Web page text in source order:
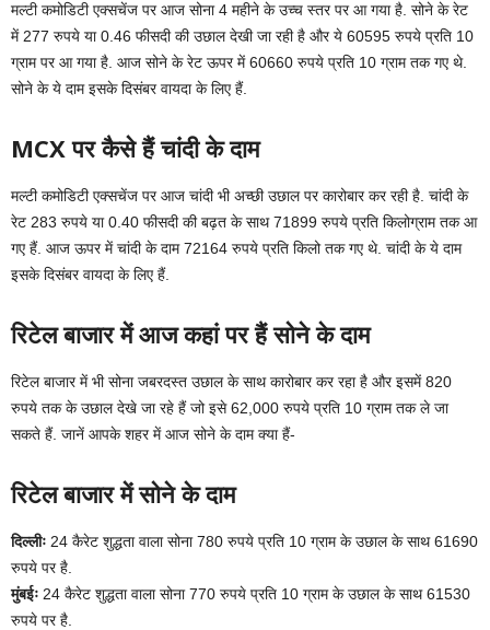
मल्टी कमोडिटी एक्सचेंज पर आज सोना 4 महीने के उच्च स्तर पर आ गया है. सोने के रेट
में 277 रुपये या 0.46 फीसदी की उछाल देखी जा रही है और ये 60595 रुपये प्रति 10
ग्राम पर आ गया है. आज सोने के रेट ऊपर में 60660 रुपये प्रति 10 ग्राम तक गए थे.
सोने के ये दाम इसके दिसंबर वायदा के लिए हैं.
MCX पर कैसे हैं चांदी के दाम
मल्टी कमोडिटी एक्सचेंज पर आज चांदी भी अच्छी उछाल पर कारोबार कर रही है. चांदी के
रेट 283 रुपये या 0.40 फीसदी की बढ़त के साथ 71899 रुपये प्रति किलोग्राम तक आ
गए हैं. आज ऊपर में चांदी के दाम 72164 रुपये प्रति किलो तक गए थे. चांदी के ये दाम
इसके दिसंबर वायदा के लिए हैं.
रिटेल बाजार में आज कहां पर हैं सोने के दाम
रिटेल बाजार में भी सोना जबरदस्त उछाल के साथ कारोबार कर रहा है और इसमें 820
रुपये तक के उछाल देखे जा रहे हैं जो इसे 62,000 रुपये प्रति 10 ग्राम तक ले जा
सकते हैं. जानें आपके शहर में आज सोने के दाम क्या हैं-
रिटेल बाजार में सोने के दाम
दिल्लीः 24 कैरेट शुद्धता वाला सोना 780 रुपये प्रति 10 ग्राम के उछाल के साथ 61690
रुपये पर है.
मुंबईः 24 कैरेट शुद्धता वाला सोना 770 रुपये प्रति 10 ग्राम के उछाल के साथ 61530
रुपये पर है.